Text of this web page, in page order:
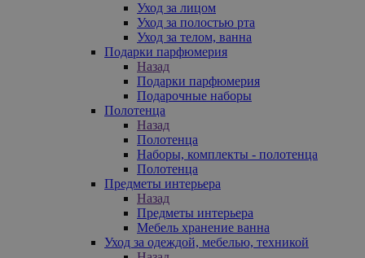
Уход за лицом
Уход за полостью рта
Уход за телом, ванна
Подарки парфюмерия
Назад
Подарки парфюмерия
Подарочные наборы
Полотенца
Назад
Полотенца
Наборы, комплекты - полотенца
Полотенца
Предметы интерьера
Назад
Предметы интерьера
Мебель хранение ванна
Уход за одеждой, мебелью, техникой